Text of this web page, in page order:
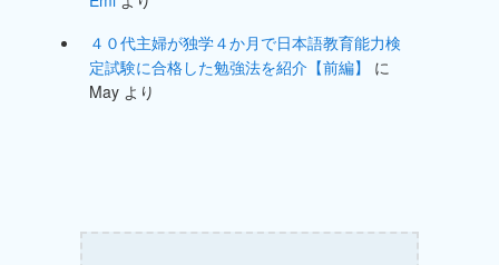
４０代主婦が独学４か月で日本語教育能力検
定試験に合格した勉強法を紹介【前編】
に
May より